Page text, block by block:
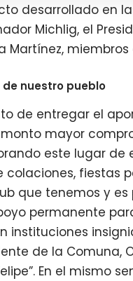
desarrollado en
Michlig, el
Martínez,
nuestro pueblo
de entregar el
mayor
este lugar de
colaciones, fiestas
que tenemos y
permanente
instituciones
de la Comuna,
En el mismo